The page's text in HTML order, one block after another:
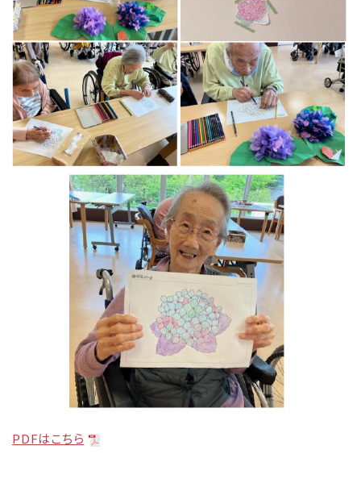
PDFはこちら